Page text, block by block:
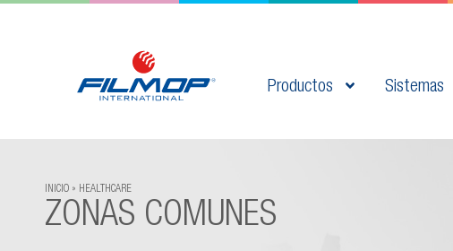
Productos Sistemas
INICIO HEALTHCARE
ZONAS COMUNES